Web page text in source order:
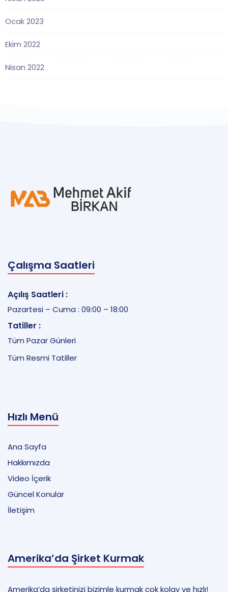
Ocak 2023
Ekim 2022
Nisan 2022
Çalışma Saatleri
Açılış Saatleri :
Pazartesi – Cuma : 09:00 – 18:00
Tatiller :
Tüm Pazar Günleri
Tüm Resmi Tatiller
Hızlı Menü
Ana Sayfa
Hakkımızda
Video İçerik
Güncel Konular
İletişim
Amerika’da Şirket Kurmak
Amerika’da şirketinizi bizimle kurmak çok kolay ve hızlı!